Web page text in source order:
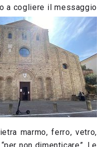
a cogliere il messaggio
marmo, ferro, vetro,